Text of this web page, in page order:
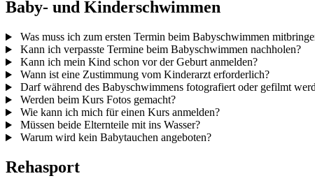
Baby- und Kinderschwimmen
Was muss ich zum ersten Termin beim Babyschwimmen
Kann ich verpasste Termine beim Babyschwimmen nachholen?
Kann ich mein Kind schon vor der Geburt anmelden?
Wann ist eine Zustimmung vom Kinderarzt erforderlich?
Darf während des Babyschwimmens fotografiert oder gefilmt
Werden beim Kurs Fotos gemacht?
Wie kann ich mich für einen Kurs anmelden?
Müssen beide Elternteile mit ins Wasser?
Warum wird kein Babytauchen angeboten?
Rehasport